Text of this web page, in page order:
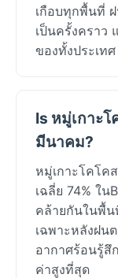
เกือบทุกพื้นที่
เป็นครั้งคราว
ของทั้งประเทศ
Is หมู่เกาะ
มีนาคม?
หมู่เกาะโคโค
เฉลี่ย 74% ใ
คล้ายกันในพื้น
เฉพาะหลังฝ
อากาศร้อนรู้สึ
ค่าสูงที่สุด